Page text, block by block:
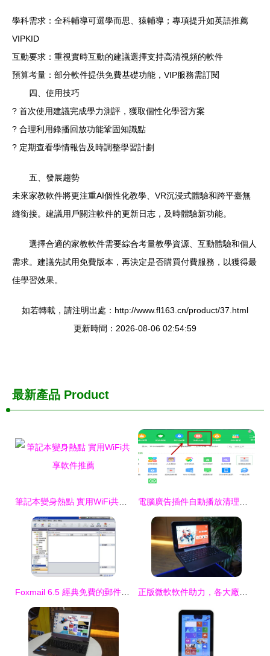
學科需求：全科輔導可選學而思、猿輔導；專項提升如英語推薦
VIPKID
互動要求：重視實時互動的建議選擇支持高清視頻的軟件
預算考量：部分軟件提供免費基礎功能，VIP服務需訂閱
四、使用技巧
? 首次使用建議完成學力測評，獲取個性化學習方案
? 合理利用錄播回放功能鞏固知識點
? 定期查看學情報告及時調整學習計劃
五、發展趨勢
未來家教軟件將更注重AI個性化教學、VR沉浸式體驗和跨平臺無
縫銜接。建議用戶關注軟件的更新日志，及時體驗新功能。
選擇合適的家教軟件需要綜合考量教學資源、互動體驗和個人
需求。建議先試用免費版本，再決定是否購買付費服務，以獲得最
佳學習效果。
如若轉載，請注明出處：http://www.fl163.cn/product/37.html
更新時間：2026-08-06 02:54:59
最新產品 Product